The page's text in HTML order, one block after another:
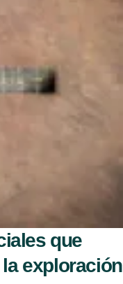
que
exploración